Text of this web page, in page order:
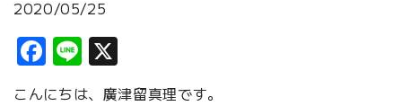
2020/05/25
Facebook
Line
こんにちは、廣津留真理です。